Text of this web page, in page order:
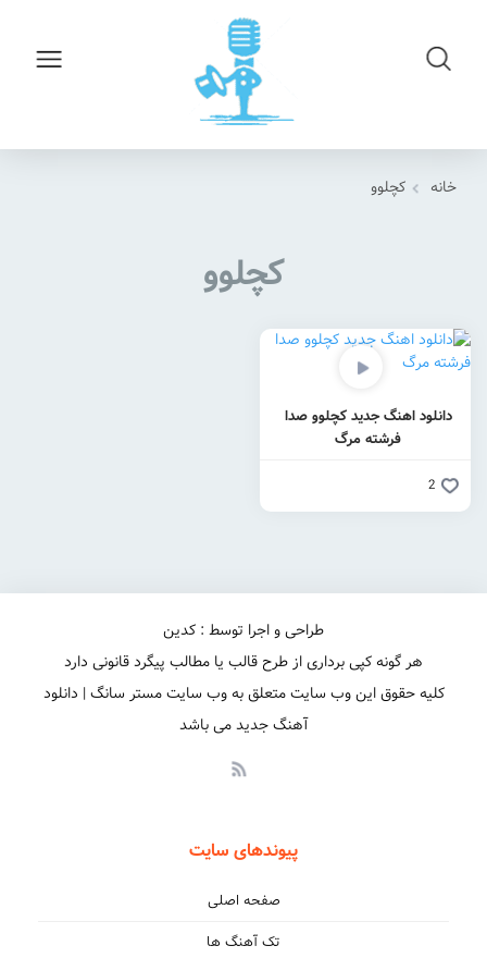
خانه کچلوو
کچلوو
دانلود اهنگ جدید کچلوو صدا
فرشته مرگ
2
طراحی و اجرا توسط : کدین
هر گونه کپی برداری از طرح قالب یا مطالب پیگرد قانونی دارد
کلیه حقوق این وب سایت متعلق به وب سایت مستر سانگ | دانلود
آهنگ جدید می باشد
پیوندهای سایت
صفحه اصلی
تک آهنگ ها